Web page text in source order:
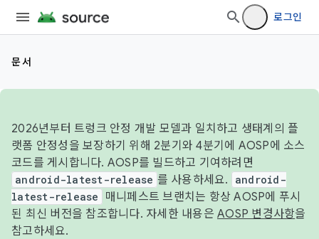
로그인
문서
2026년부터 트렁크 안정 개발 모델과 일치하고 생태계의 플
랫폼 안정성을 보장하기 위해 2분기와 4분기에 AOSP에 소스
코드를 게시합니다. AOSP를 빌드하고 기여하려면
android-latest-release 를 사용하세요.
android-
latest-release
매니페스트 브랜치는 항상 AOSP에 푸시
된 최신 버전을 참조합니다. 자세한 내용은 AOSP 변경사항을
참고하세요.